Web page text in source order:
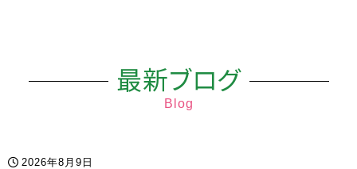
最新ブログ
Blog
2026年8月9日